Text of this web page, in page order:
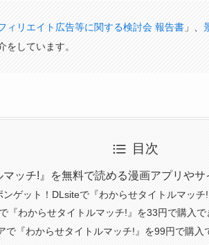
ィリエイト広告等に関する検討会 報告書 」、
をしています。
目次
マッチ!』を無料で読める漫画アプリやサ
ゲット！DLsiteで『わからせタイトルマッチ
『わからせタイトルマッチ!』を33円で購入で
で『わからせタイトルマッチ!』を99円で購入